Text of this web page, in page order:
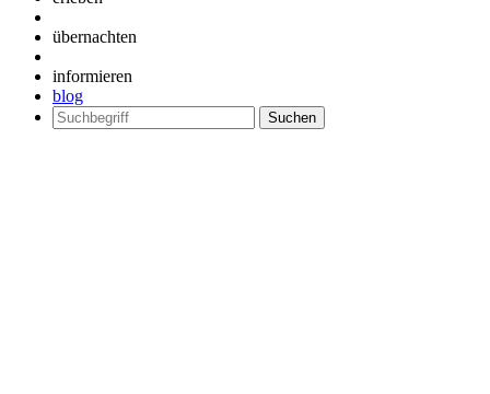
übernachten
informieren
blog
Suchen
nach: